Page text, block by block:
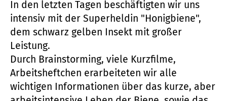
dem schwarz gelben Insekt mit großer
Leistung.
Durch Brainstorming, viele Kurzfilme,
Arbeitsheftchen erarbeiteten wir alle
wichtigen Informationen über das kurze, aber
arbeitsintensive Leben der Biene, sowie das
akute Problem des Bienensterbens.
Neben dem theoretischen Input gab es noch